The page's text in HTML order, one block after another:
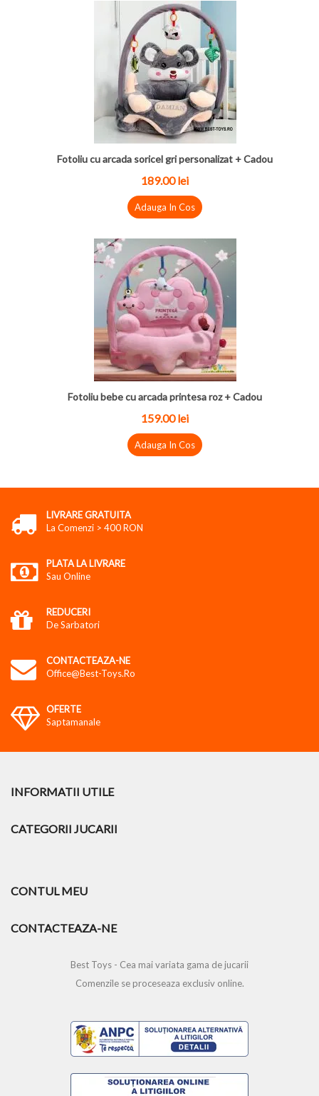
Fotoliu cu arcada soricel gri personalizat + Cadou
189.00 lei
Adauga In Cos
Fotoliu bebe cu arcada printesa roz + Cadou
159.00 lei
Adauga In Cos
LIVRARE GRATUITA
La Comenzi > 400 RON
PLATA LA LIVRARE
Sau Online
REDUCERI
De Sarbatori
CONTACTEAZA-NE
Office@best-Toys.ro
OFERTE
Saptamanale
INFORMATII UTILE
CATEGORII JUCARII
CONTUL MEU
CONTACTEAZA-NE
Best Toys - Cea mai variata gama de jucarii
Comenzile se proceseaza exclusiv online.